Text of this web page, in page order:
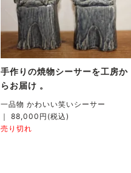
手作りの焼物シーサーを工房か
らお届け 。
一品物 かわいい笑いシーサー
｜ 88,000円(税込)
売り切れ